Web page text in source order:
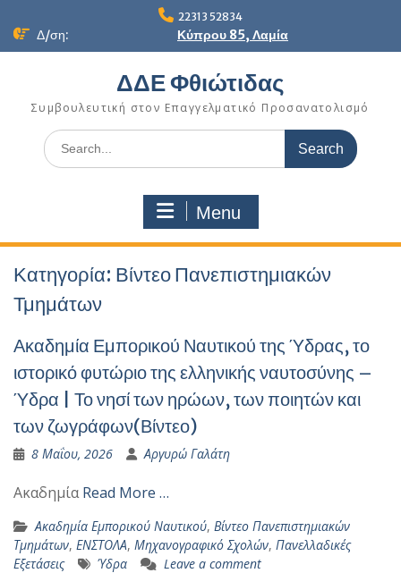
22313 52834
Δ/ση: Κύπρου 85, Λαμία
ΔΔΕ Φθιώτιδας
Συμβουλευτική στον Επαγγελματικό Προσανατολισμό
Search
for:
Menu
Κατηγορία: Βίντεο Πανεπιστημιακών
Τμημάτων
Ακαδημία Εμπορικού Ναυτικού της Ύδρας, το
ιστορικό φυτώριο της ελληνικής ναυτοσύνης –
Ύδρα | Το νησί των ηρώων, των ποιητών και
των ζωγράφων(Βίντεο)
8 Μαΐου, 2026 Αργυρώ Γαλάτη
ΑκαδημίαRead More …
Ακαδημία Εμπορικού Ναυτικού, Βίντεο Πανεπιστημιακών
Τμημάτων, ΕΝΣΤΟΛΑ, Μηχανογραφικό Σχολών, Πανελλαδικές
Εξετάσεις
Ύδρα Leave a comment